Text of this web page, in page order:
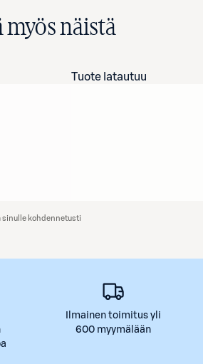
myös näistä
Tuote latautuu
sinulle kohdennetusti
Ilmainen toimitus yli
600 myymälään